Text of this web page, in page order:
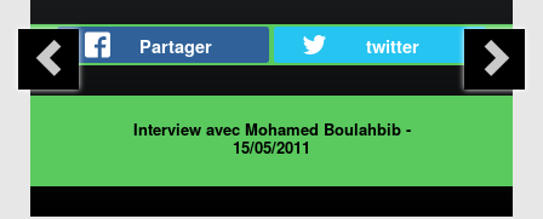
Partager twitter
Interview avec Mohamed Boulahbib -
15/05/2011